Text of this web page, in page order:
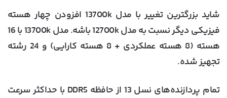
شاید بزرگترین تغییر با مدل 13700k افزودن چهار هسته
فیزیکی دیگر نسبت به مدل 12700k باشه. مدل 13700k با 16
هسته (8 هسته عملکردی + 8 هسته کارایی) و 24 رشته
تجهیز شده.
تمام پردازنده‌های نسل 13 از حافظه DDR5 با حداکثر سرعت